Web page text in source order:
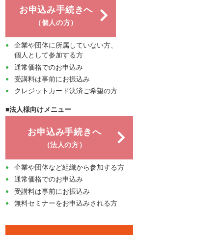
お申込み手続きへ
（個人の方）
企業や団体に所属していない方、
個人として参加する方
通常価格でのお申込み
受講料は事前にお振込み
クレジットカード決済ご希望の方
■法人様向けメニュー
お申込み手続きへ
（法人の方）
企業や団体など組織から参加する方
通常価格でのお申込み
受講料は事前にお振込み
無料セミナーをお申込みされる方